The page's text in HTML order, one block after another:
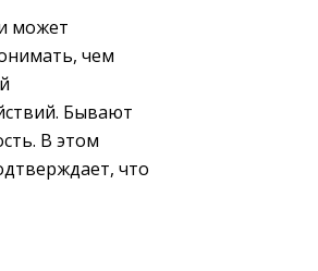
может
чем
Бывают
В этом
что